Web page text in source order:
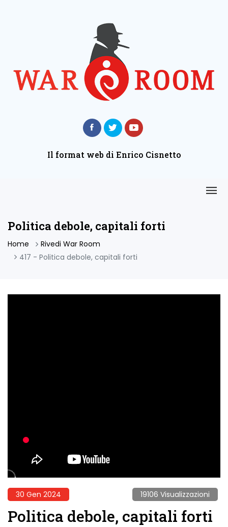
Il format web di Enrico Cisnetto
Politica debole, capitali forti
Home
Rivedi War Room
417 - Politica debole, capitali forti
30 Gen 2024 19106 Visualizzazioni
Politica debole, capitali forti